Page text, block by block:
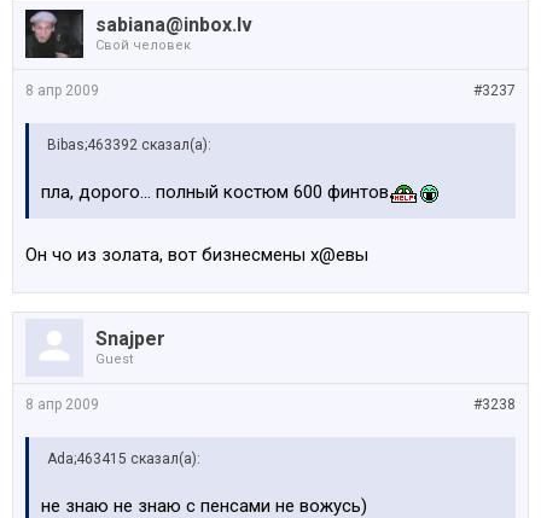
sabiana@inbox.lv
Свой человек
#3237
8 апр 2009
Bibas;463392 сказал(а):
пла, дорого... полный костюм 600 финтов
Он чо из золата, вот бизнесмены х@евы
Snajper
Guest
#3238
8 апр 2009
Ada;463415 сказал(а):
не знаю не знаю с пенсами не вожусь)